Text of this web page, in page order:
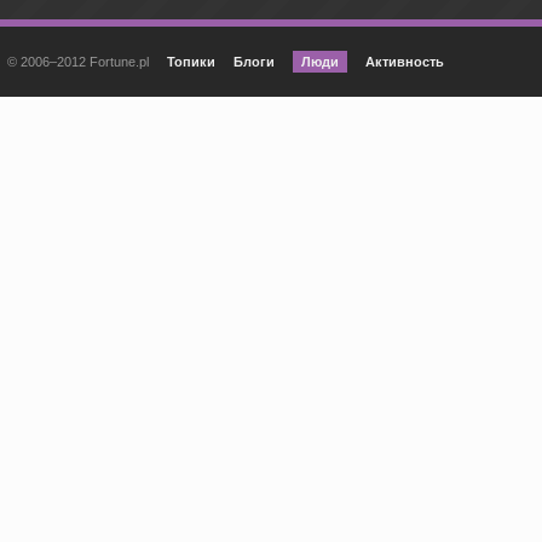
© 2006–2012 Fortune.pl Топики Блоги Люди Активность